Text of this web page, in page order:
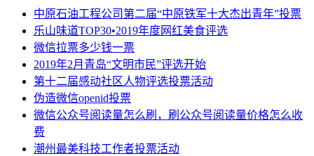
中原石油工程公司第二届“中原铁军十大杰出青年”投票
乐山味道TOP30•2019年度网红美食评选
微信拉票多少钱一票
2019年2月青岛“文明市民”评选开始
第十二届感动社区人物评选投票活动
伪造微信openid投票
微信公众号阅读量怎么刷，刷公众号阅读量价格怎么收
费
潮州最美科技工作者投票活动